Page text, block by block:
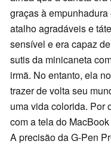
graças à
atalho agradáveis e
sensível e era capaz
sutis da minicaneta
irmã. No entanto, ela
trazer de volta seu
uma vida colorida. Por
com a tela do
A precisão da G-Pen